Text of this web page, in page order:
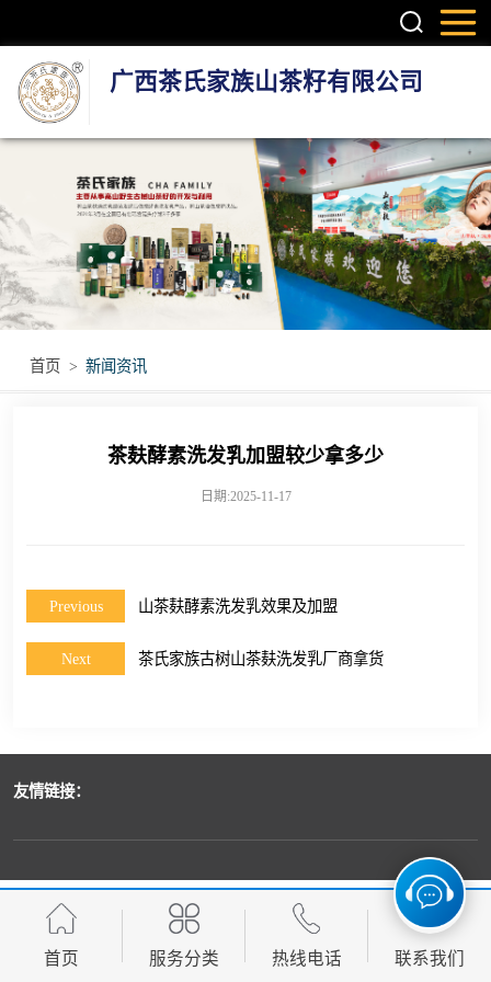
广西茶氏家族山茶籽有限公司
首页 > 新闻资讯
茶麸酵素洗发乳加盟较少拿多少
日期:2025-11-17
Previous 山茶麸酵素洗发乳效果及加盟
Next 茶氏家族古树山茶麸洗发乳厂商拿货
友情链接：
首页 服务分类 热线电话 联系我们
护肤系列产品
疼痛调理产品
无烟艾灸产品
瑶浴瑶茶产品